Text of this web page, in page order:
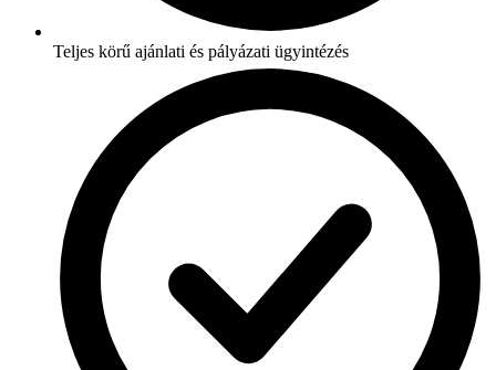
Teljes körű ajánlati és pályázati ügyintézés